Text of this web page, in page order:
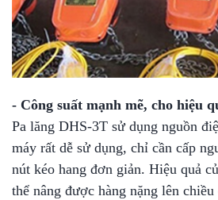
- Công suất mạnh mẽ, cho hiệu
Pa lăng DHS-3T sử dụng nguồn
máy rất dễ sử dụng, chỉ cần cấp
nút kéo hang đơn giản. Hiệu quả
thể nâng được hàng nặng lên chiều